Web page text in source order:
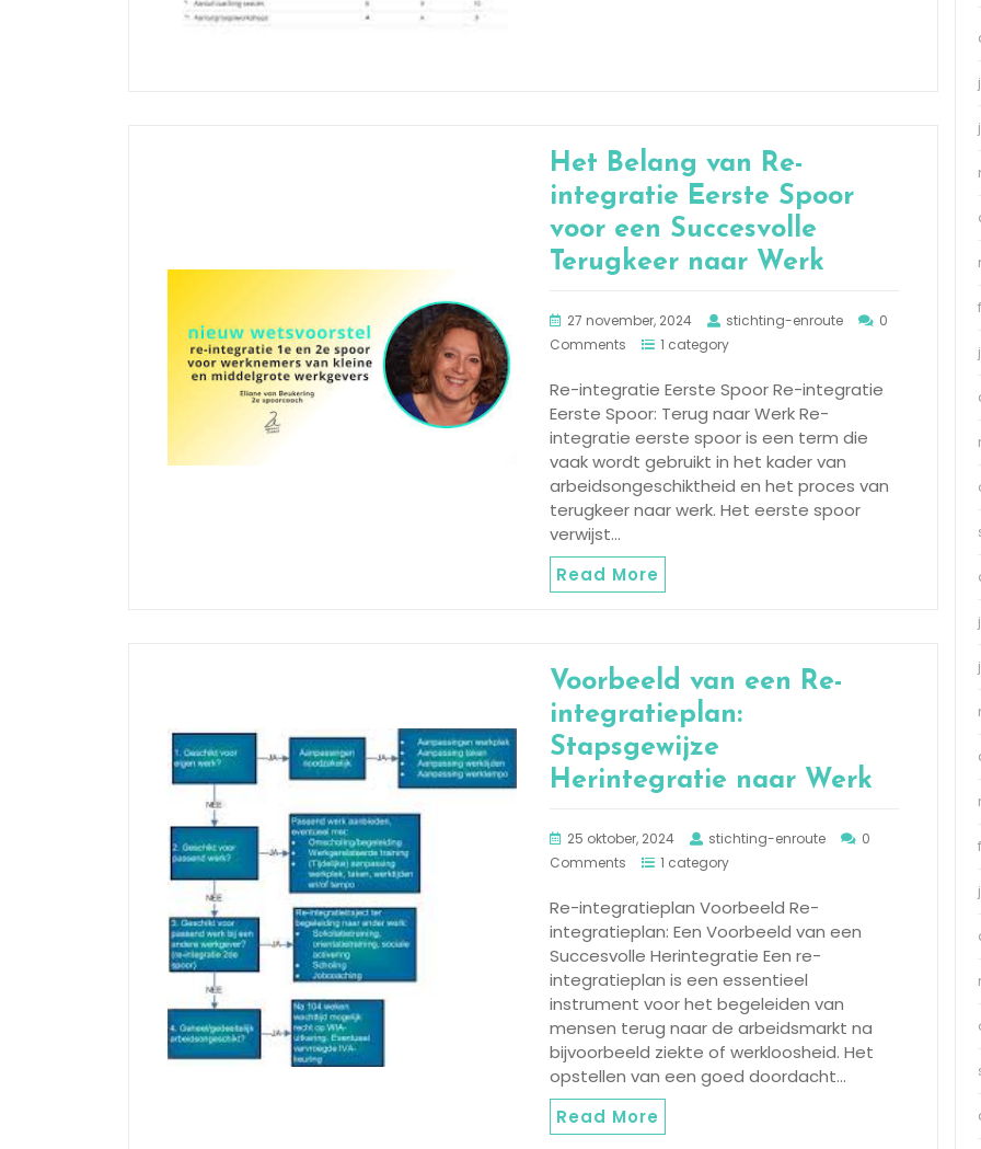
Het Belang van Re-
integratie Eerste Spoor
voor een Succesvolle
Terugkeer naar Werk
27 november, 2024 stichting-enroute
0
Comments
1 category
Re-integratie Eerste Spoor Re-integratie
Eerste Spoor: Terug naar Werk Re-
integratie eerste spoor is een term die
vaak wordt gebruikt in het kader van
arbeidsongeschiktheid en het proces van
terugkeer naar werk. Het eerste spoor
verwijst…
Read More
Voorbeeld van een Re-
integratieplan:
Stapsgewijze
Herintegratie naar Werk
25 oktober, 2024 stichting-enroute
0
Comments
1 category
Re-integratieplan Voorbeeld Re-
integratieplan: Een Voorbeeld van een
Succesvolle Herintegratie Een re-
integratieplan is een essentieel
instrument voor het begeleiden van
mensen terug naar de arbeidsmarkt na
bijvoorbeeld ziekte of werkloosheid. Het
opstellen van een goed doordacht…
Read More